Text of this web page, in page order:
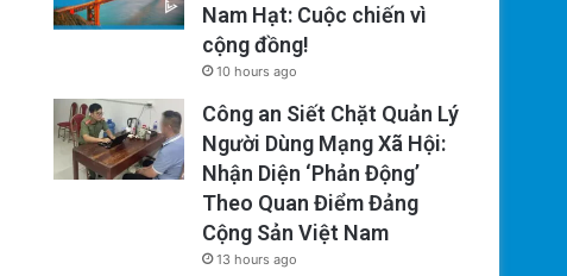
Nam Hạt: Cuộc chiến vì
cộng đồng!
10 hours ago
Công an Siết Chặt Quản Lý
Người Dùng Mạng Xã Hội:
Nhận Diện ‘Phản Động’
Theo Quan Điểm Đảng
Cộng Sản Việt Nam
13 hours ago